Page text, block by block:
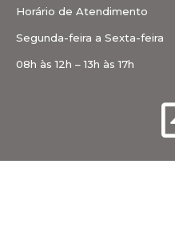
Horário de Atendimento
Segunda-feira a Sexta-feira
08h às 12h – 13h às 17h